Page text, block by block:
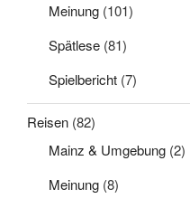
Meinung (101)
Spätlese (81)
Spielbericht (7)
Reisen (82)
Mainz & Umgebung (2)
Meinung (8)